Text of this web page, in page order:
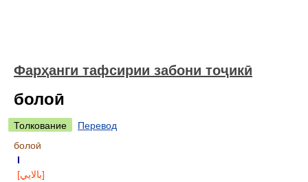
Фарҳанги тафсирии забони тоҷикӣ
болоӣ
Толкование
Перевод
болоӣ
I
[بالايي]